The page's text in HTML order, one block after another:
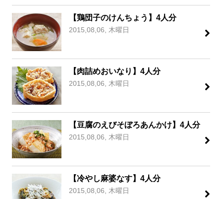
【鶏団子のけんちょう】4人分
2015,08,06, 木曜日
【肉詰めおいなり】4人分
2015,08,06, 木曜日
【豆腐のえびそぼろあんかけ】4人分
2015,08,06, 木曜日
【冷やし麻婆なす】4人分
2015,08,06, 木曜日